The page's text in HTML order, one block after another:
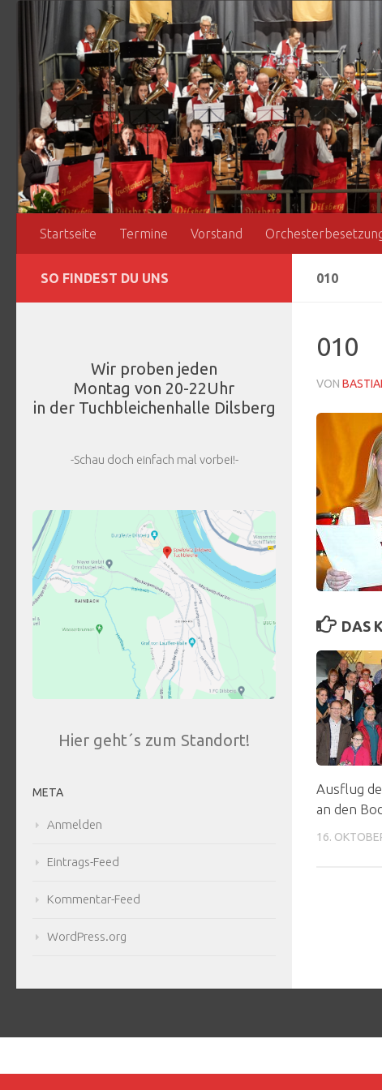
Zum Inhalt springen
Startseite Termine Vorstand
010
010
VON
DAS
Ausflug
an den
16.
SO FINDEST DU UNS
Wir proben jeden
Montag von 20-22Uhr
in der Tuchbleichenhalle Dilsberg
-Schau doch einfach mal vorbei!-
Hier geht´s zum Standort!
META
Anmelden
Eintrags-Feed
Kommentar-Feed
WordPress.org